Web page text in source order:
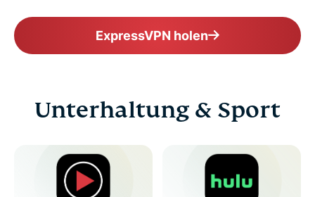
ExpressVPN holen
Unterhaltung & Sport